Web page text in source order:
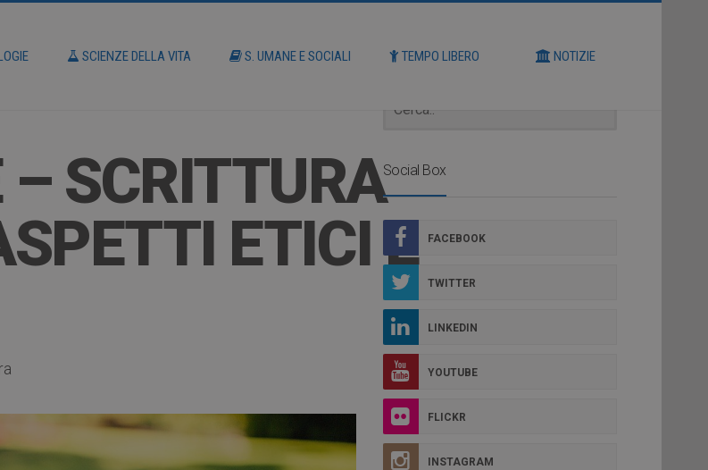
SCIENZE DELLA VITA S. UMANE E SOCIALI TEMPO LIBERO NOTIZIE
SCRITTURA
ETICI E
Social Box
FACEBOOK
TWITTER
LINKEDIN
YOUTUBE
FLICKR
INSTAGRAM